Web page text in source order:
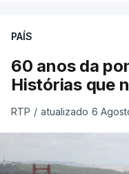
PAÍS
60 anos da
Histórias que
RTP / atualizado 6